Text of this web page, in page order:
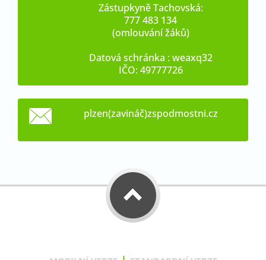
Zástupkyně Tachovská:
777 483 134
(omlouvání žáků)
Datová schránka : weaxq32
IČO: 49777726
plzen(zavináč)zspodmostni.cz